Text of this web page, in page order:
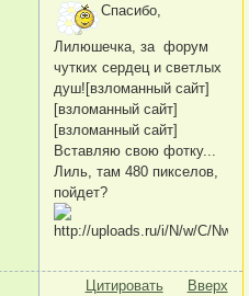
Спасибо,
Лилюшечка, за форум
чутких сердец и светлых
душ![взломанный сайт]
[взломанный сайт]
[взломанный сайт]
Вставляю свою фотку...
Лиль, там 480 пикселов,
пойдет?
Цитировать Вверх